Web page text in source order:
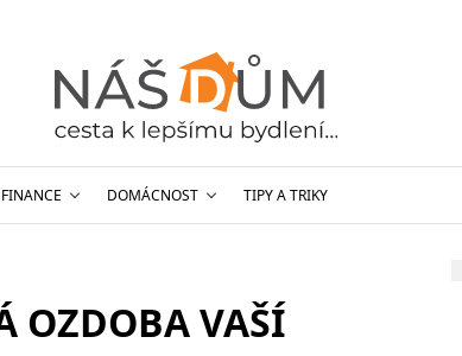
FINANCE DOMÁCNOST TIPY A TRIKY
OZDOBA VAŠÍ